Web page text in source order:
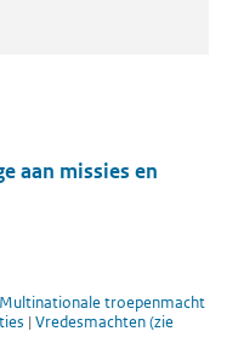
aan missies en
Multinationale troepenmacht
| Vredesmachten (zie